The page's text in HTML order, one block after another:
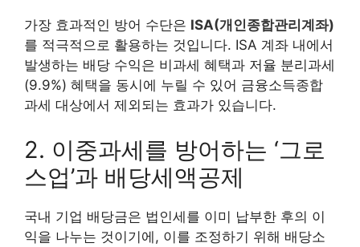
가장 효과적인 방어 수단은 ISA(개인종합관리계좌)
를 적극적으로 활용하는 것입니다. ISA 계좌 내에서
발생하는 배당 수익은 비과세 혜택과 저율 분리과세
(9.9%) 혜택을 동시에 누릴 수 있어 금융소득종합
과세 대상에서 제외되는 효과가 있습니다.
2. 이중과세를 방어하는 ‘그로
스업’과 배당세액공제
국내 기업 배당금은 법인세를 이미 납부한 후의 이
익을 나누는 것이기에, 이를 조정하기 위해 배당소